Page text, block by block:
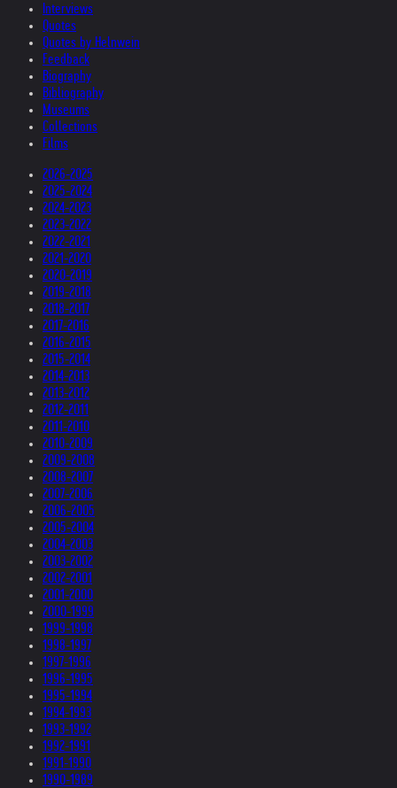
Interviews
Quotes
Quotes by Helnwein
Feedback
Biography
Bibliography
Museums
Collections
Films
2026-2025
2025-2024
2024-2023
2023-2022
2022-2021
2021-2020
2020-2019
2019-2018
2018-2017
2017-2016
2016-2015
2015-2014
2014-2013
2013-2012
2012-2011
2011-2010
2010-2009
2009-2008
2008-2007
2007-2006
2006-2005
2005-2004
2004-2003
2003-2002
2002-2001
2001-2000
2000-1999
1999-1998
1998-1997
1997-1996
1996-1995
1995-1994
1994-1993
1993-1992
1992-1991
1991-1990
1990-1989